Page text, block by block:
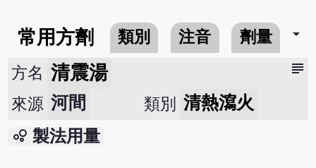
常用方劑 類別 注音 劑量 arrow_drop_down
subject
方名 清震湯
來源 河間 類別 清熱瀉火
bubble_chart 製法用量